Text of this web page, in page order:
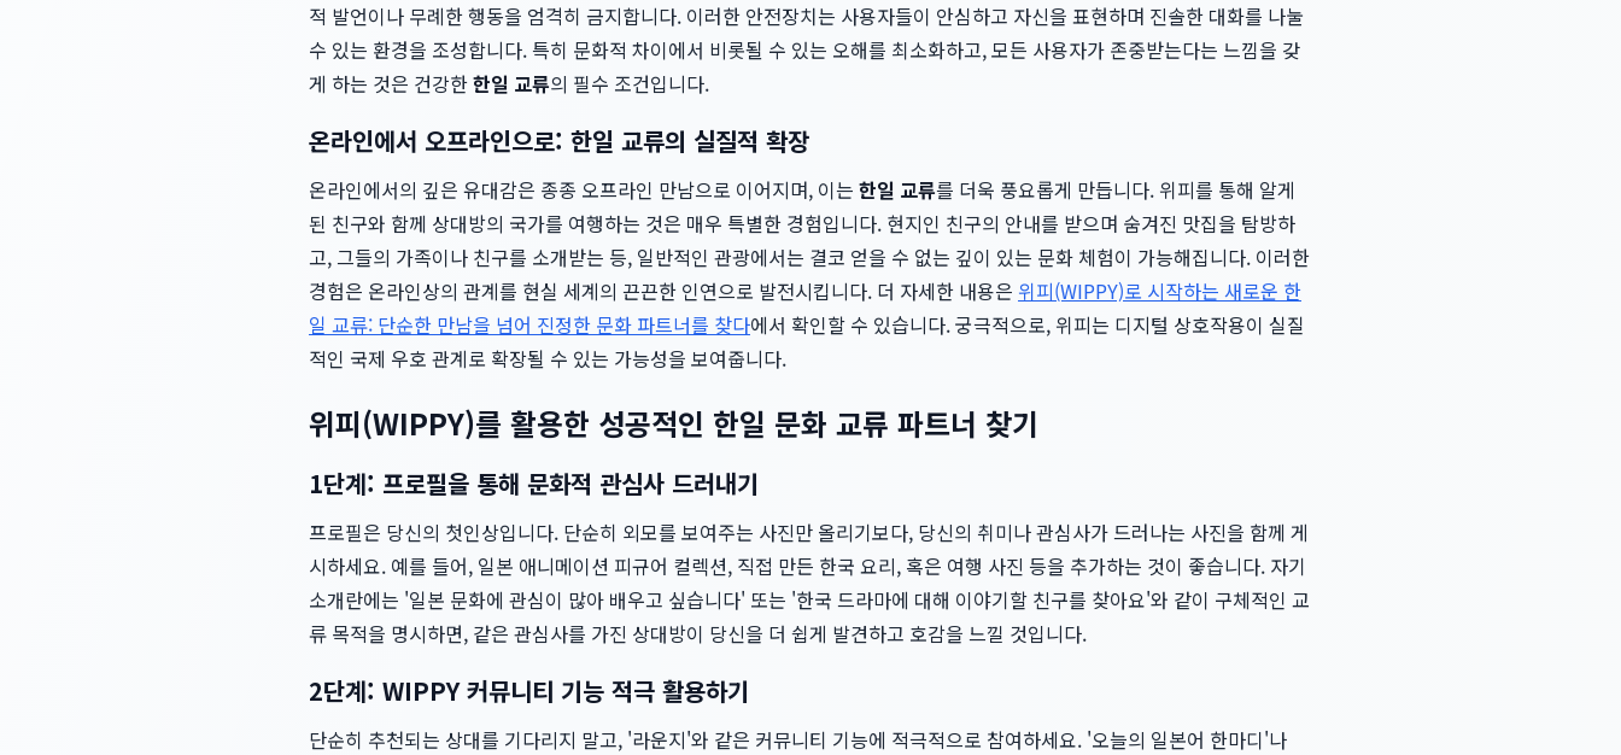
적 발언이나 무례한 행동을 엄격히 금지합니다. 이러한 안전장치는 사용자들이 안심하고 자신을 표현하며 진솔한 대화를 나눌
수 있는 환경을 조성합니다. 특히 문화적 차이에서 비롯될 수 있는 오해를 최소화하고, 모든 사용자가 존중받는다는 느낌을 갖
게 하는 것은 건강한한일 교류의 필수 조건입니다.
온라인에서 오프라인으로: 한일 교류의 실질적 확장
온라인에서의 깊은 유대감은 종종 오프라인 만남으로 이어지며, 이는 한일 교류를 더욱 풍요롭게 만듭니다. 위피를 통해 알게
된 친구와 함께 상대방의 국가를 여행하는 것은 매우 특별한 경험입니다. 현지인 친구의 안내를 받으며 숨겨진 맛집을 탐방하
고, 그들의 가족이나 친구를 소개받는 등, 일반적인 관광에서는 결코 얻을 수 없는 깊이 있는 문화 체험이 가능해집니다. 이러한
경험은 온라인상의 관계를 현실 세계의 끈끈한 인연으로 발전시킵니다. 더 자세한 내용은 위피(WIPPY)로 시작하는 새로운 한
일 교류: 단순한 만남을 넘어 진정한 문화 파트너를 찾다에서 확인할 수 있습니다. 궁극적으로, 위피는 디지털 상호작용이 실질
적인 국제 우호 관계로 확장될 수 있는 가능성을 보여줍니다.
위피(WIPPY)를 활용한 성공적인 한일 문화 교류 파트너 찾기
1단계: 프로필을 통해 문화적 관심사 드러내기
프로필은 당신의 첫인상입니다. 단순히 외모를 보여주는 사진만 올리기보다, 당신의 취미나 관심사가 드러나는 사진을 함께 게
시하세요. 예를 들어, 일본 애니메이션 피규어 컬렉션, 직접 만든 한국 요리, 혹은 여행 사진 등을 추가하는 것이 좋습니다. 자기
소개란에는 '일본 문화에 관심이 많아 배우고 싶습니다' 또는 '한국 드라마에 대해 이야기할 친구를 찾아요'와 같이 구체적인 교
류 목적을 명시하면, 같은 관심사를 가진 상대방이 당신을 더 쉽게 발견하고 호감을 느낄 것입니다.
2단계: WIPPY 커뮤니티 기능 적극 활용하기
단순히 추천되는 상대를 기다리지 말고, '라운지'와 같은 커뮤니티 기능에 적극적으로 참여하세요. '오늘의 일본어 한마디'나